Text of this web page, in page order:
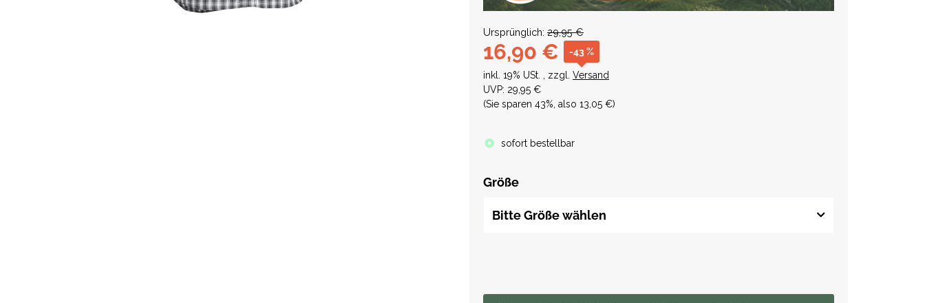
Ursprünglich: 29,95 €
16,90 € -43 %
inkl. 19% USt. , zzgl. Versand
UVP: 29,95 €
(Sie sparen 43%, also 13,05 €)
sofort bestellbar
Größe
Bitte Größe wählen